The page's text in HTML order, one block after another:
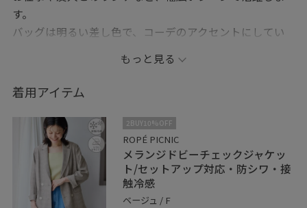
す。
バッグは明るい差し色で、コーデのアクセントにしてい
もっと見る
着用アイテム
2BUY10%OFF
ROPÉ PICNIC
メランジドビーチェックジャケッ
ト/セットアップ対応・防シワ・接
触冷感
ベージュ / F